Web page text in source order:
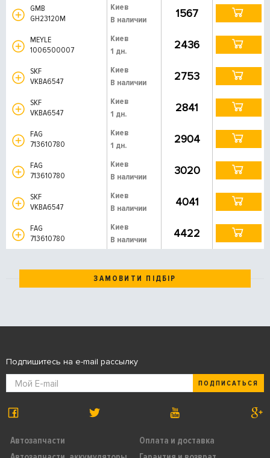
GMB
GH23120M
Киев
В наличии
1567
MEYLE
1006500007
Киев
1 дн.
2436
SKF
VKBA6547
Киев
В наличии
2753
SKF
VKBA6547
Киев
1 дн.
2841
FAG
713610780
Киев
1 дн.
2904
FAG
713610780
Киев
В наличии
3020
SKF
VKBA6547
Киев
В наличии
4041
FAG
713610780
Киев
В наличии
4422
ЗАМОВИТИ ПІДБІР
Автозапчасти
Оплата и доставка
Подпишитесь на e-mail рассылку
ПОДПИСАТЬСЯ